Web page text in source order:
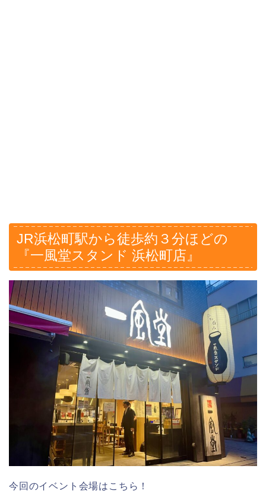
JR浜松町駅から徒歩約３分ほどの
『一風堂スタンド 浜松町店』
今回のイベント会場はこちら！